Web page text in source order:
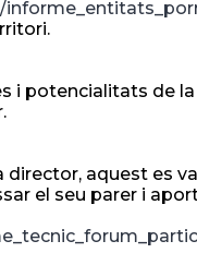
i potencialitats de
aquest es
el seu parer i